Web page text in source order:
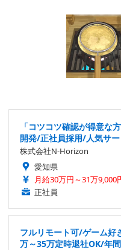
「コツコツ確認が得意な
開発/正社員採用/人気サ
株式会社N-Horizon
愛知県
月給30万円～31万9,000
正社員
フルリモート可/ゲーム
万～35万定時退社OK/年